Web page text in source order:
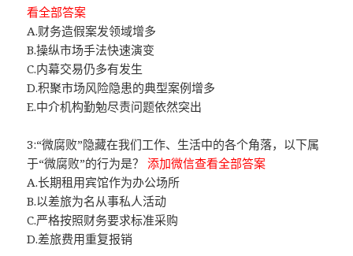
看全部答案
A.财务造假案发领域增多
B.操纵市场手法快速演变
C.内幕交易仍多有发生
D.积聚市场风险隐患的典型案例增多
E.中介机构勤勉尽责问题依然突出
3:“微腐败”隐藏在我们工作、生活中的各个角落，以下属
于“微腐败”的行为是？添加微信查看全部答案
A.长期租用宾馆作为办公场所
B.以差旅为名从事私人活动
C.严格按照财务要求标准采购
D.差旅费用重复报销